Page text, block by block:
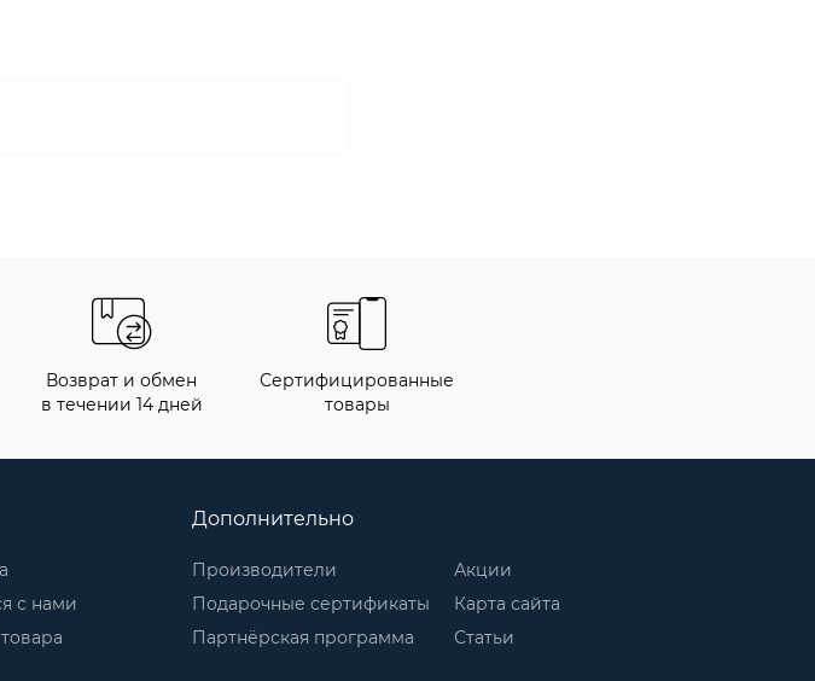
Возврат и обмен
в течении 14 дней
Сертифицированные
товары
с нами
Дополнительно
Производители
Подарочные сертификаты
Партнёрская программа
Акции
Карта сайта
Статьи